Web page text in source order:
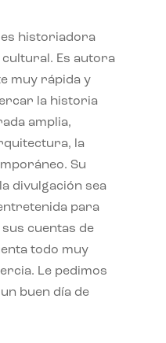
historiadora
Es autora
muy rápida y
la historia
amplia,
la
Su
divulgación sea
para
cuentas de
todo muy
Le pedimos
buen día de